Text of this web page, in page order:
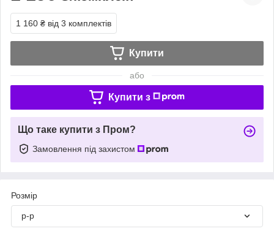
1 160 ₴ від 3 комплектів
Купити
або
Купити з
Що таке купити з Пром?
Замовлення під захистом
Розмір
р-р